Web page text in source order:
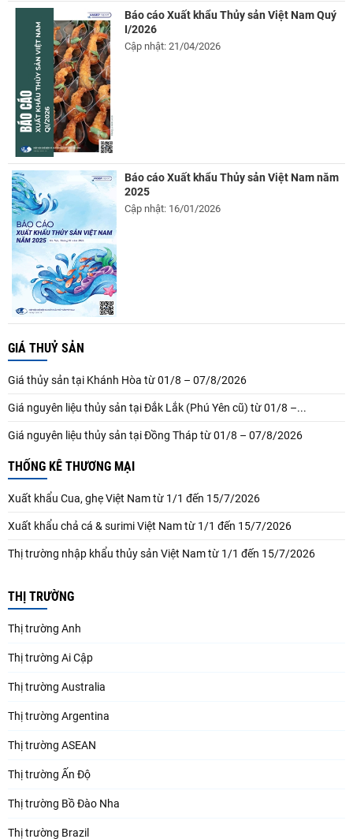
Báo cáo Xuất khẩu Thủy sản Việt Nam Quý
I/2026
Cập nhật: 21/04/2026
Báo cáo Xuất khẩu Thủy sản Việt Nam năm
2025
Cập nhật: 16/01/2026
GIÁ THUỶ SẢN
Giá thủy sản tại Khánh Hòa từ 01/8 – 07/8/2026
Giá nguyên liệu thủy sản tại Đắk Lắk (Phú Yên cũ) từ 01/8 –...
Giá nguyên liệu thủy sản tại Đồng Tháp từ 01/8 – 07/8/2026
THỐNG KÊ THƯƠNG MẠI
Xuất khẩu Cua, ghẹ Việt Nam từ 1/1 đến 15/7/2026
Xuất khẩu chả cá & surimi Việt Nam từ 1/1 đến 15/7/2026
Thị trường nhập khẩu thủy sản Việt Nam từ 1/1 đến 15/7/2026
THỊ TRƯỜNG
Thị trường Anh
Thị trường Ai Cập
Thị trường Australia
Thị trường Argentina
Thị trường ASEAN
Thị trường Ấn Độ
Thị trường Bồ Đào Nha
Thị trường Brazil